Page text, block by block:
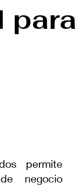
para
permite
negocio